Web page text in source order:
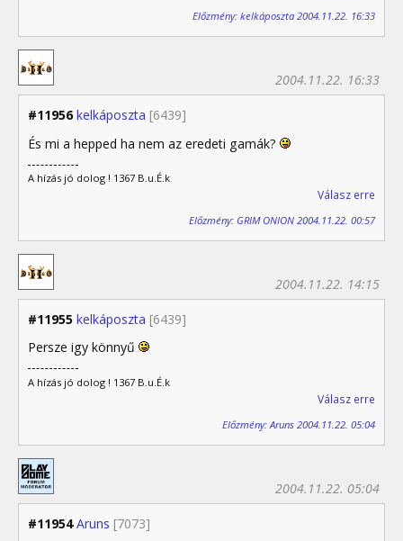
Előzmény: kelkáposzta 2004.11.22. 16:33
#11956 kelkáposzta [6439]
2004.11.22. 16:33
És mi a hepped ha nem az eredeti gamák?
A hízás jó dolog ! 1367 B.u.É.k
Válasz erre
Előzmény: GRIM ONION 2004.11.22. 00:57
#11955 kelkáposzta [6439]
2004.11.22. 14:15
Persze igy könnyű
A hízás jó dolog ! 1367 B.u.É.k
Válasz erre
Előzmény: Aruns 2004.11.22. 05:04
#11954 Aruns [7073]
2004.11.22. 05:04